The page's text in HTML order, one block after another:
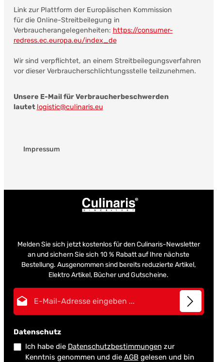
Link zur Plattform der Europäischen Kommission
für die Online-Streitbeilegung in
Verbraucherangelegenheiten: https://consumer-
redress.ec.europa.eu/index_de
Wir sind verpflichtet, an einem Streitbeilegungsverfahren
vor dieser Verbraucherschlichtungsstelle teilzunehmen.
Unsere E-Mail für Verbraucherbeschwerden
lautet logistic@culinaris.eu
Impressum
Melden Sie sich jetzt kostenlos für den Culinaris-Newsletter
an und sichern Sie sich 10 % Rabatt auf Ihre nächste
Bestellung. Ausgenommen sind bereits reduzierte Artikel,
Elektro Artikel, Bücher und Gutscheine.
Datenschutz
Ich habe die Datenschutzbestimmungen zur
Kenntnis genommen und die AGBgelesen und bin